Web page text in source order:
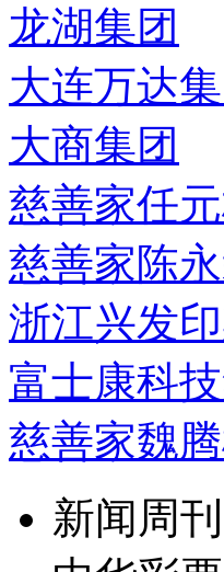
龙湖集团
大连万达
大商集团
慈善家任
慈善家陈
浙江兴发
富士康科
慈善家魏
新闻周刊